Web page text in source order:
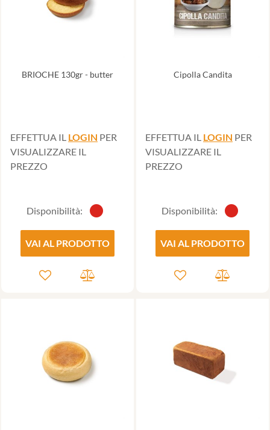
BRIOCHE 130gr - butter
EFFETTUA IL LOGIN PER
VISUALIZZARE IL
PREZZO
Disponibilità:
VAI AL PRODOTTO
Cipolla Candita
EFFETTUA IL LOGIN PER
VISUALIZZARE IL
PREZZO
Disponibilità:
VAI AL PRODOTTO